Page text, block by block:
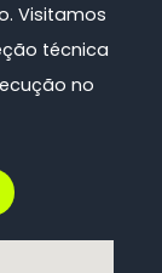
Visitamos
técnica
no